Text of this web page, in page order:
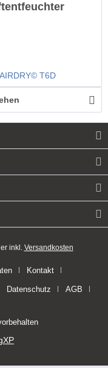
T6D
inkl. Versandkosten
Kontakt
Datenschutz AGB